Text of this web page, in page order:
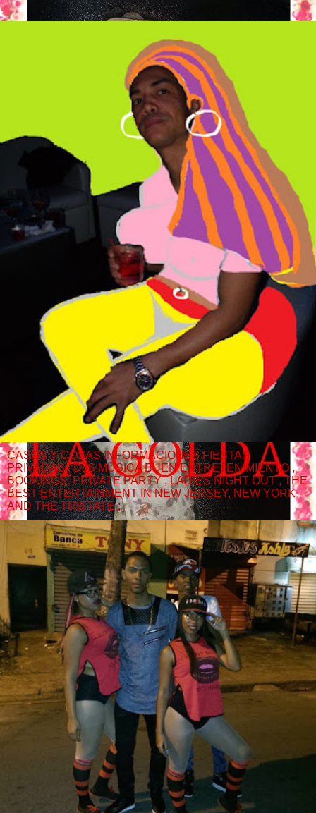
CASOS Y COSAS INFORMACIONES FIESTAS
PRIVADAS , DJS MUSICA BUEN ENTRETENIMIENTO ,
BOOKINGS. PRIVATE PARTY , LADIES NIGHT OUT , THE
BEST ENTERTAINMENT IN NEW JERSEY, NEW YORK
AND THE TRISTATE ;